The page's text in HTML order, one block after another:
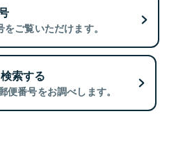
ご覧いただけます。
索する
番号をお調べします。